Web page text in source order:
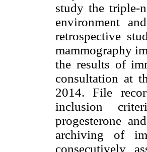
study the triple-
environment
retrospective
mammography
the results of
consultation at
2014. File
inclusion
progesterone
archiving of
consecutively